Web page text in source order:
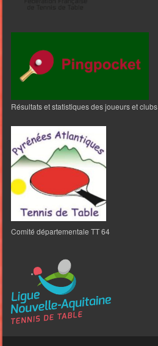
Résultats et statistiques des joueurs et clubs
Comité départementale TT 64